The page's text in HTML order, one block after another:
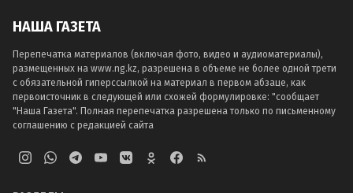
НАША ГАЗЕТА
Перепечатка материалов (включая фото, видео и аудиоматериалы),
размещенных на www.ng.kz, разрешена в объеме не более одной трети
с обязательной гиперссылкой на материал в первом абзаце, как
первоисточник в следующей или схожей формулировке: "сообщает
"Наша Газета". Полная перепечатка разрешена только по письменному
соглашению с редакцией сайта